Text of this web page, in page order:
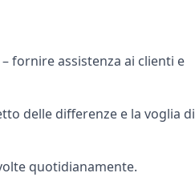
fornire assistenza ai clienti e
delle differenze e la voglia di
quotidianamente.